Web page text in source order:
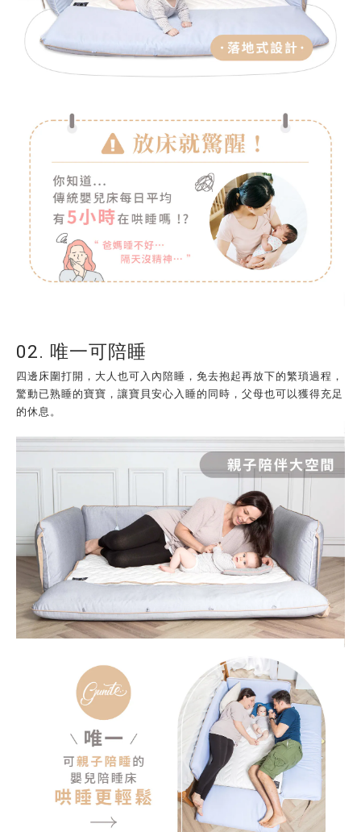
02. 唯一可陪睡
四邊床圍打開，大人也可入內陪睡，免去抱起再放下的繁瑣過程，
驚動已熟睡的寶寶，讓寶貝安心入睡的同時，父母也可以獲得充足
的休息。